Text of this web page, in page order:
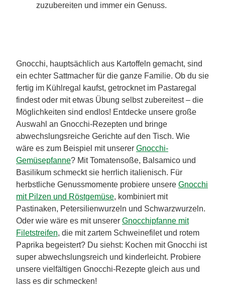
zuzubereiten und immer ein Genuss.
Gnocchi, hauptsächlich aus Kartoffeln gemacht, sind
ein echter Sattmacher für die ganze Familie. Ob du sie
fertig im Kühlregal kaufst, getrocknet im Pastaregal
findest oder mit etwas Übung selbst zubereitest – die
Möglichkeiten sind endlos! Entdecke unsere große
Auswahl an Gnocchi-Rezepten und bringe
abwechslungsreiche Gerichte auf den Tisch. Wie
wäre es zum Beispiel mit unserer Gnocchi-
Gemüsepfanne? Mit Tomatensoße, Balsamico und
Basilikum schmeckt sie herrlich italienisch. Für
herbstliche Genussmomente probiere unsere Gnocchi
mit Pilzen und Röstgemüse, kombiniert mit
Pastinaken, Petersilienwurzeln und Schwarzwurzeln.
Oder wie wäre es mit unserer Gnocchipfanne mit
Filetstreifen, die mit zartem Schweinefilet und rotem
Paprika begeistert? Du siehst: Kochen mit Gnocchi ist
super abwechslungsreich und kinderleicht. Probiere
unsere vielfältigen Gnocchi-Rezepte gleich aus und
lass es dir schmecken!